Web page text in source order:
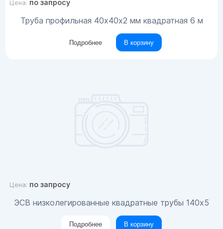
Цена: по запросу
Труба профильная 40х40х2 мм квадратная 6 м
Подробнее В корзину
Цена: по запросу
ЭСВ низколегированные квадратные трубы 140x5
Подробнее В корзину